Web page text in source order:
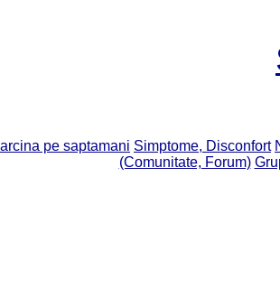
pe saptamani Simptome, Disconfort
(Comunitate, Forum)